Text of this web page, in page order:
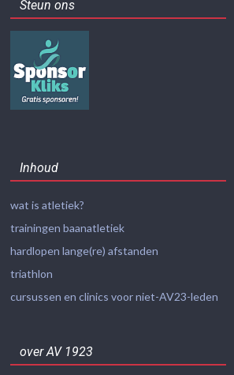
Steun ons
Inhoud
wat is atletiek?
trainingen baanatletiek
hardlopen lange(re) afstanden
triathlon
cursussen en clinics voor niet-AV23-leden
over AV 1923